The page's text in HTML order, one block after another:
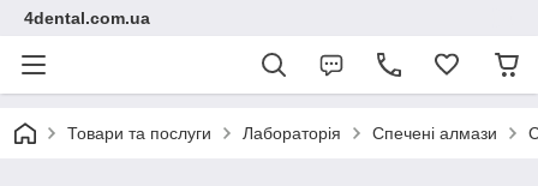
4dental.com.ua
Товари та послуги Лабораторія Спечені алмази